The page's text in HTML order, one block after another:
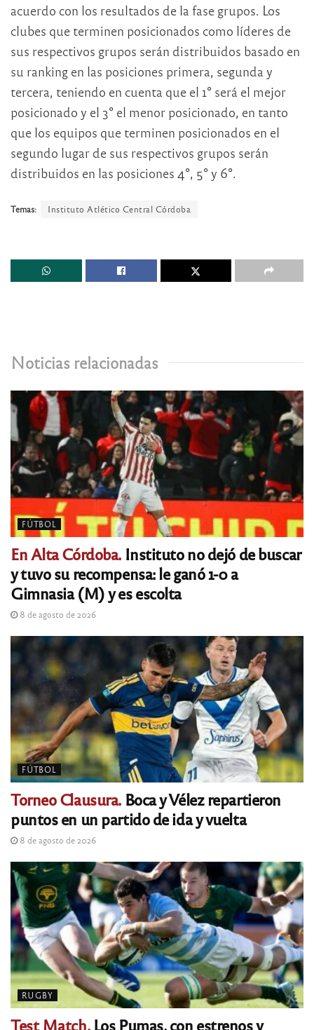
acuerdo con los resultados de la fase grupos. Los
clubes que terminen posicionados como líderes de
sus respectivos grupos serán distribuidos basado en
su ranking en las posiciones primera, segunda y
tercera, teniendo en cuenta que el 1° será el mejor
posicionado y el 3° el menor posicionado, en tanto
que los equipos que terminen posicionados en el
segundo lugar de sus respectivos grupos serán
distribuidos en las posiciones 4°, 5° y 6°.
Temas: Instituto Atlético Central Córdoba
Noticias relacionadas
FÚTBOL
En Alta Córdoba.Instituto no dejó de buscar
y tuvo su recompensa: le ganó 1-0 a
Gimnasia (M) y es escolta
8 de agosto de 2026
FÚTBOL
Torneo Clausura.Boca y Vélez repartieron
puntos en un partido de ida y vuelta
8 de agosto de 2026
RUGBY
Test Match.Los Pumas, con estrenos y